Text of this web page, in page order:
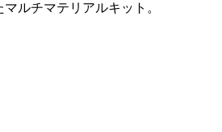
ルチマテリアルキット。